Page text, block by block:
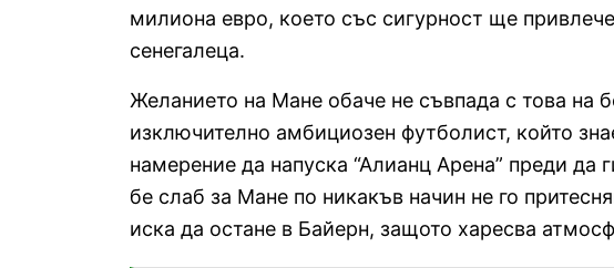
милиона евро, което със сигурност ще
сенегалеца.
Желанието на Мане обаче не съвпада с това на
изключително амбициозен футболист, който
намерение да напуска “Алианц Арена” преди
бе слаб за Мане по никакъв начин не го
иска да остане в Байерн, защото харесва